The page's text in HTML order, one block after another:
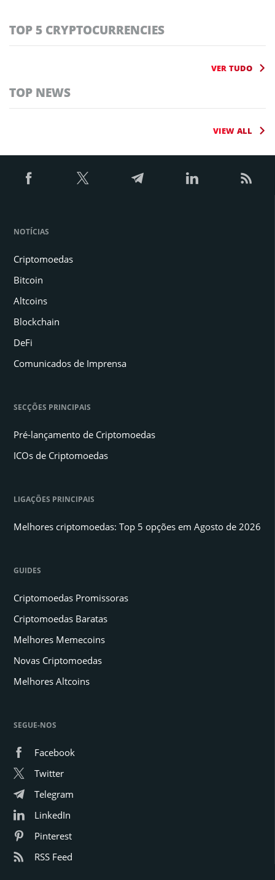
TOP 5 CRYPTOCURRENCIES
VER TUDO
TOP NEWS
VIEW ALL
NOTÍCIAS
Criptomoedas
Bitcoin
Altcoins
Blockchain
DeFi
Comunicados de Imprensa
SECÇÕES PRINCIPAIS
Pré-lançamento de Criptomoedas
ICOs de Criptomoedas
LIGAÇÕES PRINCIPAIS
Melhores criptomoedas: Top 5 opções em Agosto de 2026
GUIDES
Criptomoedas Promissoras
Criptomoedas Baratas
Melhores Memecoins
Novas Criptomoedas
Melhores Altcoins
SEGUE-NOS
Facebook
Twitter
Telegram
LinkedIn
Pinterest
RSS Feed